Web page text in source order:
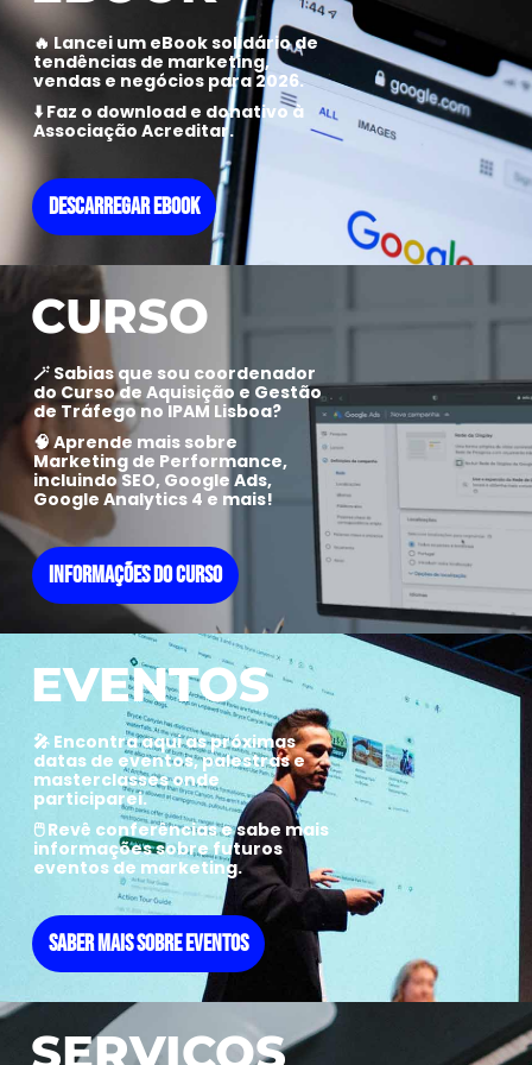
🔥 Lancei um eBook solidário de
tendências de marketing,
vendas e negócios para 2026.
⬇️ Faz o download e donativo à
Associação Acreditar.
DESCARREGAR EBOOK
CURSO
🪄 Sabias que sou coordenador
do Curso de Aquisição e Gestão
de Tráfego no IPAM Lisboa?
🧠 Aprende mais sobre
Marketing de Performance,
incluindo SEO, Google Ads,
Google Analytics 4 e mais!
INFORMAÇÕES DO CURSO
EVENTOS
🎤 Encontra aqui as próximas
datas de eventos, palestras e
masterclasses onde
participarei.
🖱️ Revê conferências e sabe mais
informações sobre futuros
eventos de marketing.
SABER MAIS SOBRE EVENTOS
SERVIÇOS